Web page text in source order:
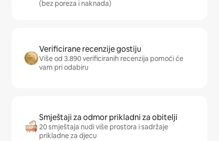
(bez poreza i naknada)
Verificirane recenzije gostiju
Više od 3.890 verificiranih recenzija pomoći će
vam pri odabiru
Smještaji za odmor prikladni za obitelji
20 smještaja nudi više prostora i sadržaje
prikladne za djecu